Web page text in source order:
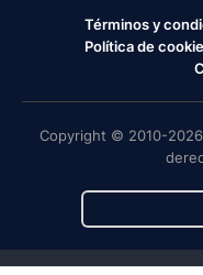
Términos y
Política de
Copyright © 2010-2026